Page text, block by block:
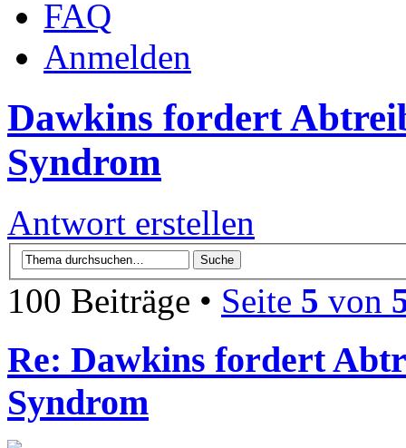
FAQ
Anmelden
Dawkins fordert
Syndrom
Antwort erstellen
100 Beiträge • Seite 5 von
Re: Dawkins fordert
Syndrom